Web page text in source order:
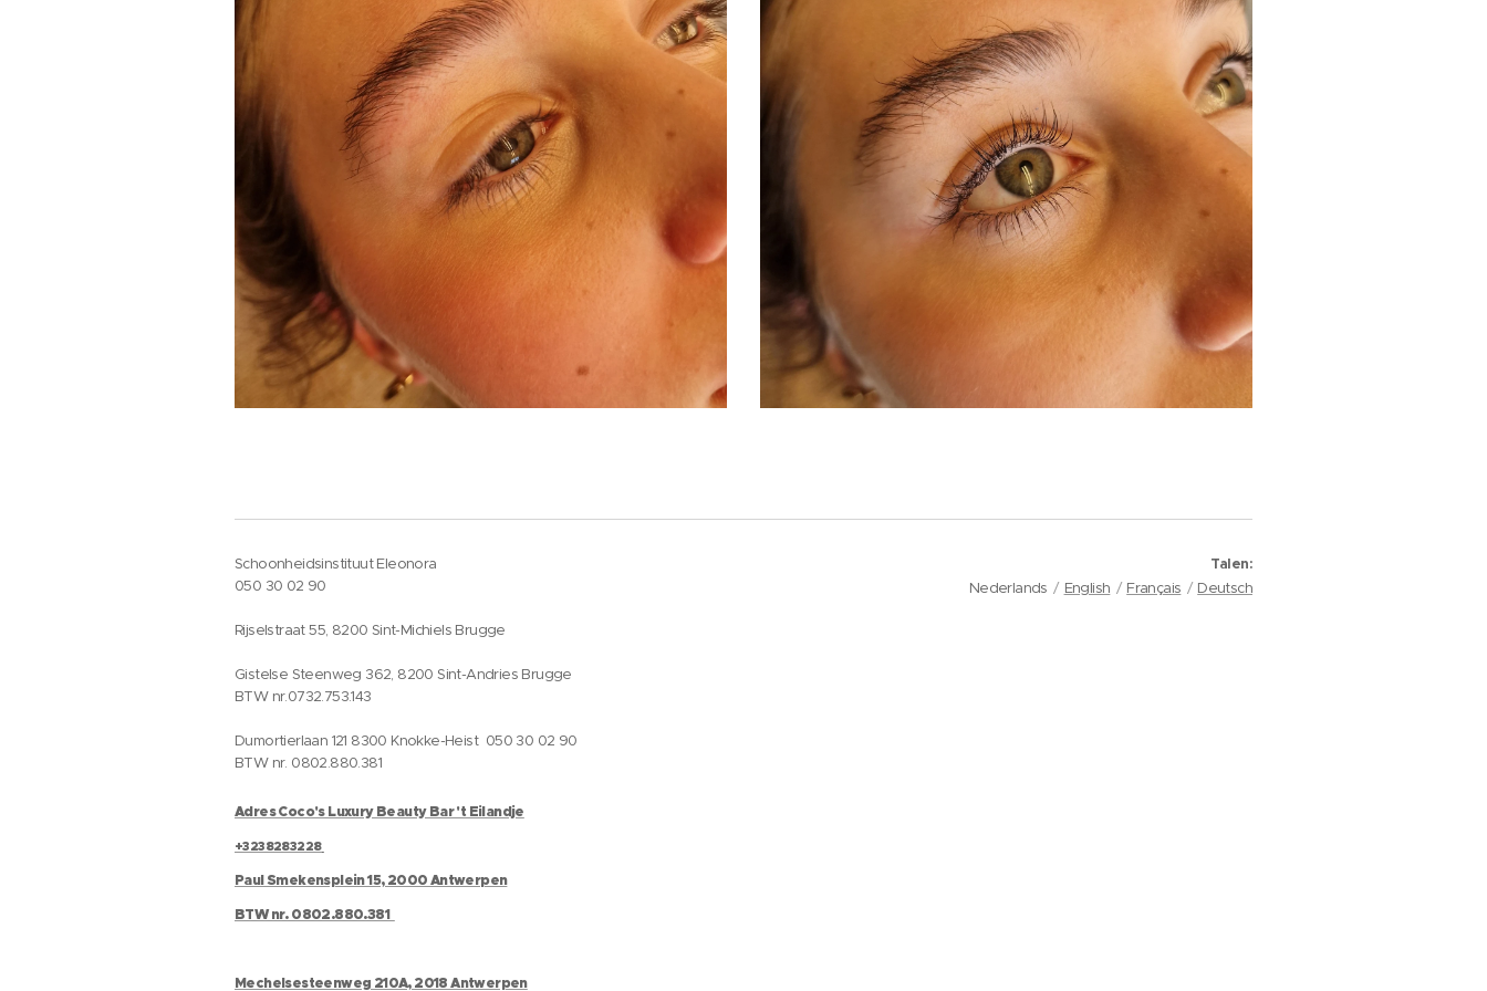
Schoonheidsinstituut Eleonora
050 30 02 90
Rijselstraat 55, 8200 Sint-Michiels Brugge
Gistelse Steenweg 362, 8200 Sint-Andries Brugge
BTW nr.0732.753.143
Dumortierlaan 121 8300 Knokke-Heist 050 30 02 90
BTW nr. 0802.880.381
Adres Coco's Luxury Beauty Bar 't Eilandje
+3238283228
Paul Smekensplein 15, 2000 Antwerpen
BTW nr. 0802.880.381
Mechelsesteenweg 210A, 2018 Antwerpen
Talen
Nederlands
English Français Deutsch